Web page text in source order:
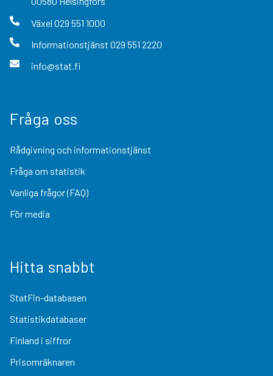
Växel 029 551 1000
Informationstjänst 029 551 2220
info@stat.fi
Fråga oss
Rådgivning och informationstjänst
Fråga om statistik
Vanliga frågor (FAQ)
För media
Hitta snabbt
StatFin-databasen
Statistikdatabaser
Finland i siffror
Prisomräknaren